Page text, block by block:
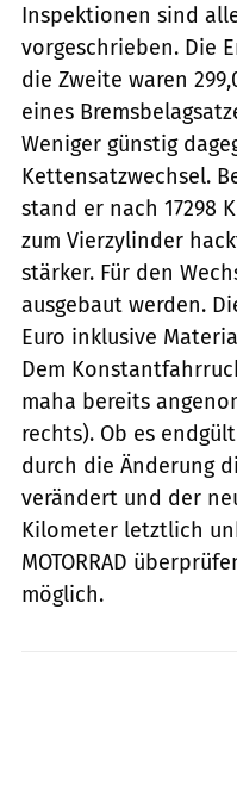
Inspektionen sind
vorgeschrieben. Die
die Zweite waren
eines
Weniger günstig
Kettensatzwechsel.
stand er nach 17298
zum Vierzylinder
stärker. Für den
ausgebaut werden.
Euro inklusive
Dem
maha bereits
rechts). Ob es
durch die Änderung
verändert und der
Kilometer letztlich
MOTORRAD
möglich.